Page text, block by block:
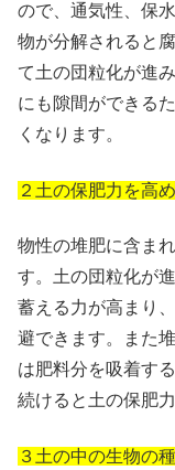
ので、通気性、保
物が分解されると
て土の団粒化が進
にも隙間ができる
くなります。
２土の保肥力を高
物性の堆肥に含ま
す。土の団粒化が
蓄える力が高まり
避できます。また
は肥料分を吸着す
続けると土の保肥
３土の中の生物の